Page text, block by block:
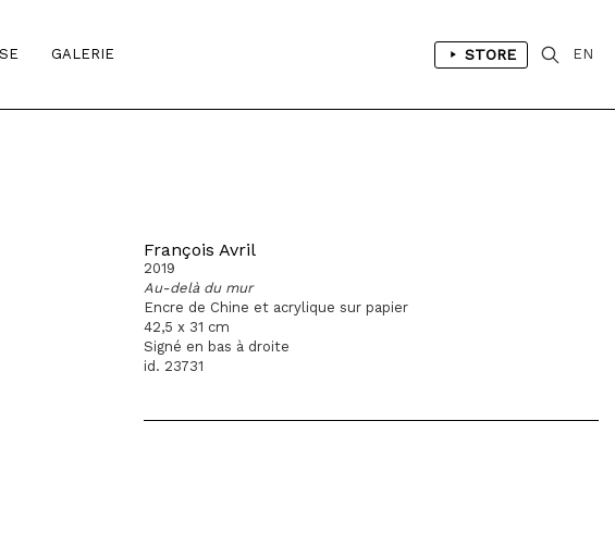
GALERIE STORE EN
François Avril
2019
Au-delà du mur
Encre de Chine et acrylique sur papier
42,5 x 31 cm
Signé en bas à droite
id. 23731